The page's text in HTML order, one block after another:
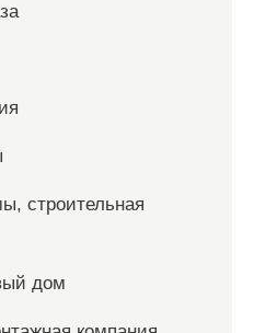
строительная
дом